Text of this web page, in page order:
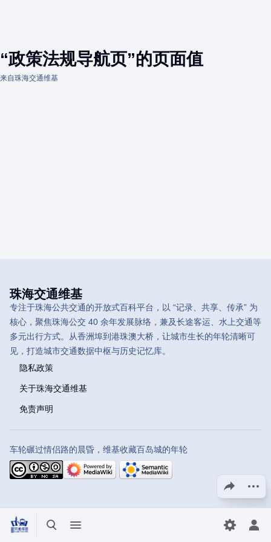
打开/关闭搜索
打开/关闭菜单 切换首选
打
“政策法规导航页”的页面值
来自珠海交通维基
分享此页面
珠海交通维基
专注于珠海公共交通的开放式百科平台，以 “记录、共享、传承” 为
核心，聚焦珠海公交 40 余年发展脉络，兼及长途客运、水上交通等
多元出行方式。从香洲埠到港珠澳大桥，让城市生长的年轮清晰可
见，打造城市交通数据中枢与历史记忆库。
隐私政策
关于珠海交通维基
免责声明
车轮碾过情侣路的晨昏，维基收藏百岛城的年轮